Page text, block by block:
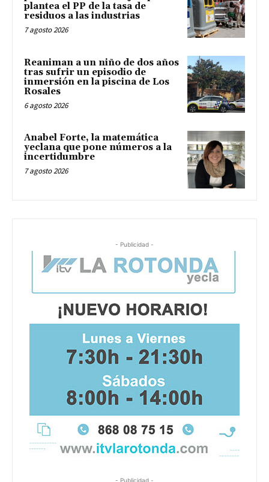
plantea el PP de la tasa de
residuos a las industrias
7 agosto 2026
Reaniman a un niño de dos años
tras sufrir un episodio de
inmersión en la piscina de Los
Rosales
6 agosto 2026
Anabel Forte, la matemática
yeclana que pone números a la
incertidumbre
7 agosto 2026
- Publicidad -
- Publicidad -